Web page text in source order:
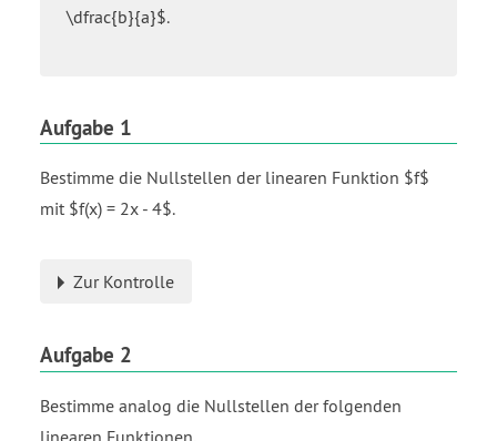
\dfrac{b}{a}$.
Aufgabe 1
Bestimme die Nullstellen der linearen Funktion $f$
mit $f(x) = 2x - 4$.
Zur Kontrolle
Aufgabe 2
Bestimme analog die Nullstellen der folgenden
linearen Funktionen.